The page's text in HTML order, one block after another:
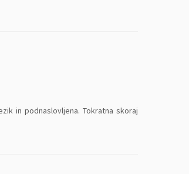
in podnaslovljena. Tokratna skoraj